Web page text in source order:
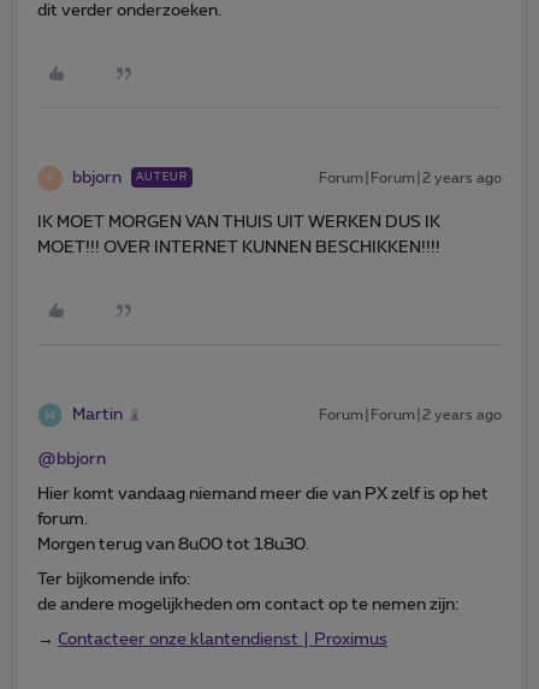
dit verder onderzoeken.
B bbjorn AUTEUR Forum|Forum|2 years ago
IK MOET MORGEN VAN THUIS UIT WERKEN DUS IK
MOET!!! OVER INTERNET KUNNEN BESCHIKKEN!!!!
Martin Forum|Forum|2 years ago
@bbjorn
Hier komt vandaag niemand meer die van PX zelf is op het
forum.
Morgen terug van 8u00 tot 18u30.
Ter bijkomende info:
de andere mogelijkheden om contact op te nemen zijn:
→ Contacteer onze klantendienst | Proximus